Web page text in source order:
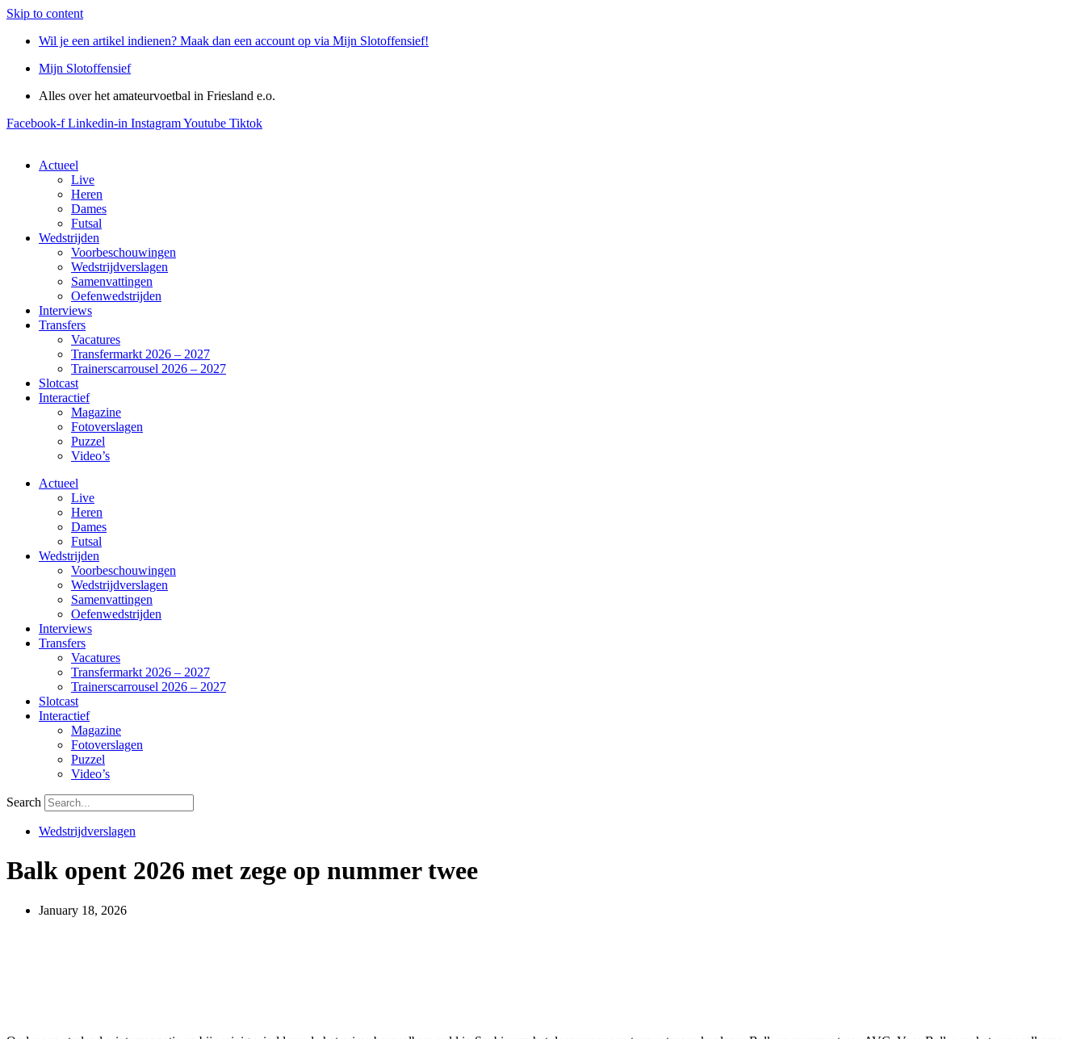
Skip to content
Wil je een artikel indienen? Maak dan een account op via Mijn Slotoffensief!
Mijn Slotoffensief
Alles over het amateurvoetbal in Friesland e.o.
Facebook-f Linkedin-in InstagramYoutube Tiktok
Actueel
Live
Heren
Dames
Futsal
Wedstrijden
Voorbeschouwingen
Wedstrijdverslagen
Samenvattingen
Oefenwedstrijden
Interviews
Transfers
Vacatures
Transfermarkt 2026 – 2027
Trainerscarrousel 2026 – 2027
Slotcast
Interactief
Magazine
Fotoverslagen
Puzzel
Video’s
Actueel
Live
Heren
Dames
Futsal
Wedstrijden
Voorbeschouwingen
Wedstrijdverslagen
Samenvattingen
Oefenwedstrijden
Interviews
Transfers
Vacatures
Transfermarkt 2026 – 2027
Trainerscarrousel 2026 – 2027
Slotcast
Interactief
Magazine
Fotoverslagen
Puzzel
Video’s
Search
Wedstrijdverslagen
Balk opent 2026 met zege op nummer twee
January 18, 2026